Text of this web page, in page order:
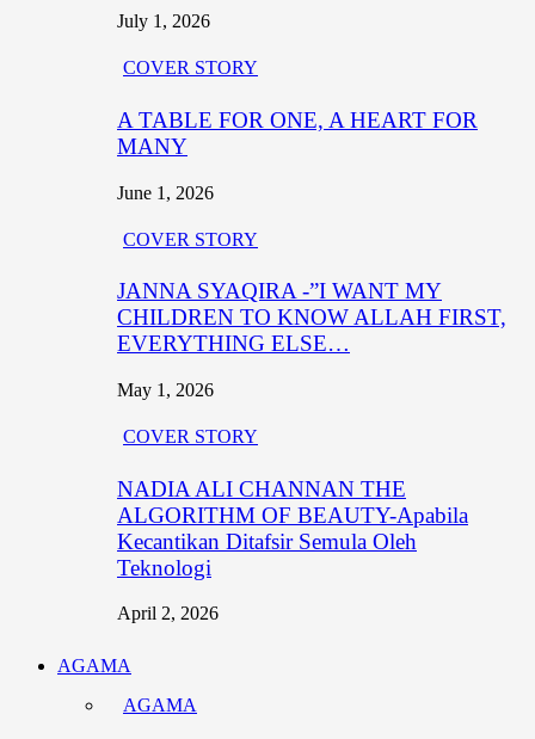
July 1, 2026
COVER STORY
A TABLE FOR ONE, A HEART FOR
MANY
June 1, 2026
COVER STORY
JANNA SYAQIRA -”I WANT MY
CHILDREN TO KNOW ALLAH FIRST,
EVERYTHING ELSE…
May 1, 2026
COVER STORY
NADIA ALI CHANNAN THE
ALGORITHM OF BEAUTY-Apabila
Kecantikan Ditafsir Semula Oleh
Teknologi
April 2, 2026
AGAMA
AGAMA